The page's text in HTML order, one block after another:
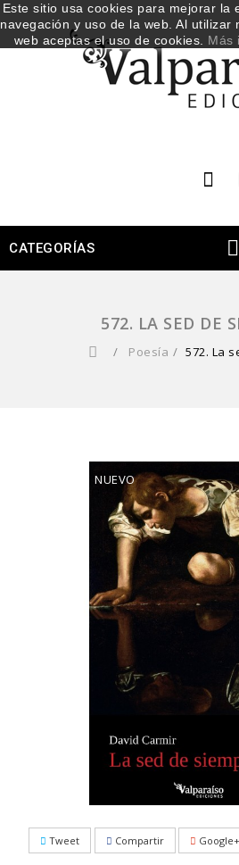
CATEGORÍAS
572. LA SED DE
/ Poesía / 572. La
NUEVO
Tweet Compartir Google+
Este sitio usa cookies para mejorar la
navegación y uso de la web. Al utilizar
web aceptas el uso de cookies. Más